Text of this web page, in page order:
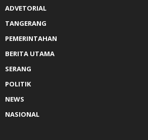
ADVETORIAL
TANGERANG
PEMERINTAHAN
BERITA UTAMA
SERANG
POLITIK
NEWS
NASIONAL